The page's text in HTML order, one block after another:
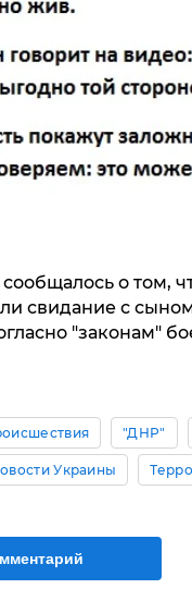
о том,
свидание с
"законам"
"ДНР"
Украины